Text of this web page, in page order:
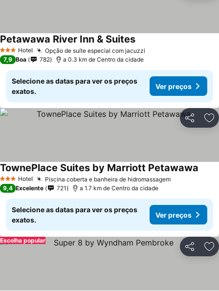
3 EstrelasHotel Opção de suíte especial com jacuzzi
Petawawa River Inn & SuitesVer preços
7,9 Boa 782 a 0.3 km de Centro da cidade
Selecione as datas para ver os preços
exatos.
Ver preços
Partilhar
3 EstrelasHotel Piscina coberta e banheira de hidromassagemVer preços
TownePlace Suites by Marriott Petawawa
9,4 Excelente 721 a 1.7 km de Centro da cidade
Selecione as datas para ver os preços
exatos.
Ver preços
Partilhar
Escolha popular